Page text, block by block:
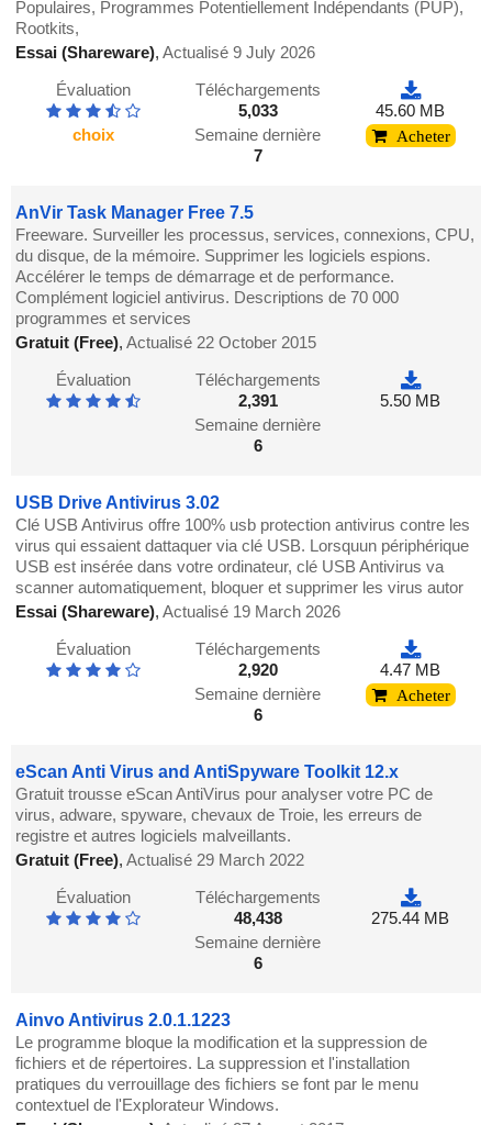
Populaires, Programmes Potentiellement Indépendants (PUP),
Rootkits,
Essai (Shareware),Actualisé 9 July 2026
Évaluation
choix
Téléchargements
5,033
Semaine dernière
7
45.60 MB
Acheter
AnVir Task Manager Free 7.5
Freeware. Surveiller les processus, services, connexions, CPU,
du disque, de la mémoire. Supprimer les logiciels espions.
Accélérer le temps de démarrage et de performance.
Complément logiciel antivirus. Descriptions de 70 000
programmes et services
Gratuit (Free),Actualisé 22 October 2015
Évaluation
Téléchargements
2,391
Semaine dernière
6
5.50 MB
USB Drive Antivirus 3.02
Clé USB Antivirus offre 100% usb protection antivirus contre les
virus qui essaient dattaquer via clé USB. Lorsquun périphérique
USB est insérée dans votre ordinateur, clé USB Antivirus va
scanner automatiquement, bloquer et supprimer les virus autor
Essai (Shareware),Actualisé 19 March 2026
Évaluation
Téléchargements
2,920
Semaine dernière
6
4.47 MB
Acheter
eScan Anti Virus and AntiSpyware Toolkit 12.x
Gratuit trousse eScan AntiVirus pour analyser votre PC de
virus, adware, spyware, chevaux de Troie, les erreurs de
registre et autres logiciels malveillants.
Gratuit (Free),Actualisé 29 March 2022
Évaluation
Téléchargements
48,438
Semaine dernière
6
275.44 MB
Ainvo Antivirus 2.0.1.1223
Le programme bloque la modification et la suppression de
fichiers et de répertoires. La suppression et l'installation
pratiques du verrouillage des fichiers se font par le menu
contextuel de l'Explorateur Windows.